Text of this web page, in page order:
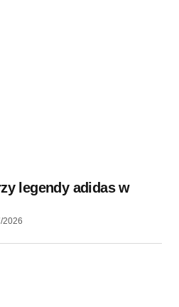
legendy adidas w
2026